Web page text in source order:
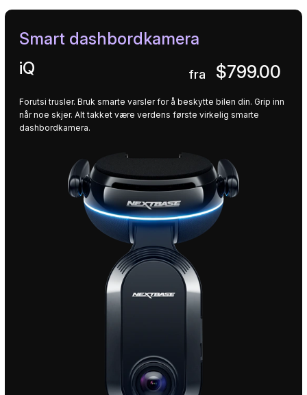
Smart dashbordkamera
iQ
fra $799.00
Forutsi trusler. Bruk smarte varsler for å beskytte bilen din. Grip inn
når noe skjer. Alt takket være verdens første virkelig smarte
dashbordkamera.